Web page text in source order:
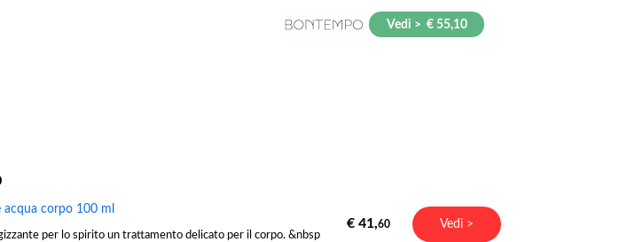
Vedi > € 55,10
acqua corpo 100 ml
per lo spirito un trattamento delicato per il corpo. &nbsp
€ 41,60 Vedi >